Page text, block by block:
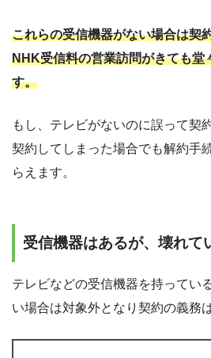
これらの受信機器がない場合は契
NHK受信料の営業訪問がきても堂
す。
もし、テレビがないのに誤って契
契約してしまった場合でも解約手
らえます。
受信機器はあるが、壊れて
テレビなどの受信機器を持ってい
い場合は対象外となり契約の義務